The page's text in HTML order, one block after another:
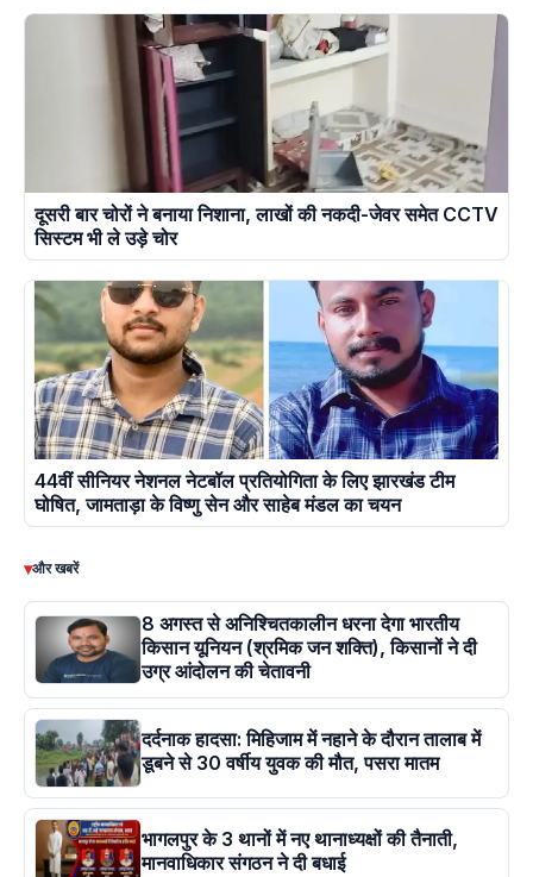
दूसरी बार चोरों ने बनाया निशाना, लाखों की नकदी-जेवर समेत CCTV
सिस्टम भी ले उड़े चोर
44वीं सीनियर नेशनल नेटबॉल प्रतियोगिता के लिए झारखंड टीम
घोषित, जामताड़ा के विष्णु सेन और साहेब मंडल का चयन
▾और खबरें
8 अगस्त से अनिश्चितकालीन धरना देगा भारतीय
किसान यूनियन (श्रमिक जन शक्ति), किसानों ने दी
उग्र आंदोलन की चेतावनी
दर्दनाक हादसा: मिहिजाम में नहाने के दौरान तालाब में
डूबने से 30 वर्षीय युवक की मौत, पसरा मातम
भागलपुर के 3 थानों में नए थानाध्यक्षों की तैनाती,
मानवाधिकार संगठन ने दी बधाई